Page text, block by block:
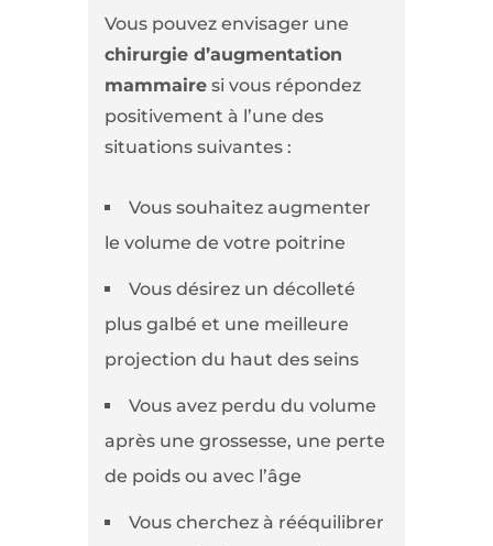
Vous pouvez envisager une
chirurgie d’augmentation
mammaire si vous répondez
positivement à l’une des
situations suivantes :
Vous souhaitez augmenter
le volume de votre poitrine
Vous désirez un décolleté
plus galbé et une meilleure
projection du haut des seins
Vous avez perdu du volume
après une grossesse, une perte
de poids ou avec l’âge
Vous cherchez à rééquilibrer